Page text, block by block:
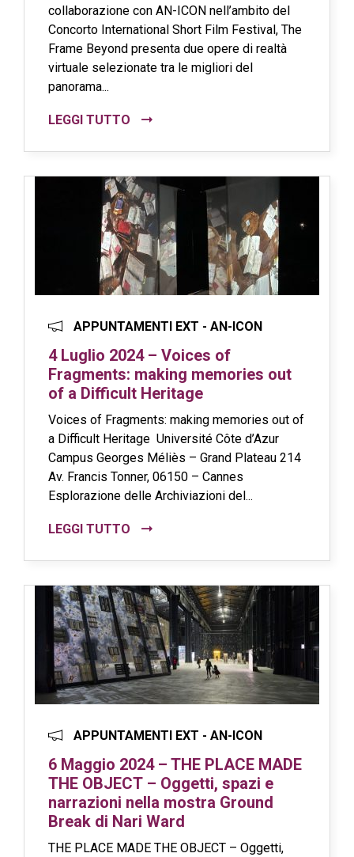
collaborazione con AN-ICON nell’ambito del
Concorto International Short Film Festival, The
Frame Beyond presenta due opere di realtà
virtuale selezionate tra le migliori del
panorama...
LEGGI TUTTO
APPUNTAMENTI EXT - AN-ICON
4 Luglio 2024 – Voices of
Fragments: making memories out
of a Difficult Heritage
Voices of Fragments: making memories out of
a Difficult Heritage Université Côte d’Azur
Campus Georges Méliès – Grand Plateau 214
Av. Francis Tonner, 06150 – Cannes
Esplorazione delle Archiviazioni del...
LEGGI TUTTO
APPUNTAMENTI EXT - AN-ICON
6 Maggio 2024 – THE PLACE MADE
THE OBJECT – Oggetti, spazi e
narrazioni nella mostra Ground
Break di Nari Ward
THE PLACE MADE THE OBJECT – Oggetti,